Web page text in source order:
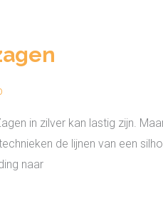
in zilver kan lastig zijn.
de lijnen van een
naar